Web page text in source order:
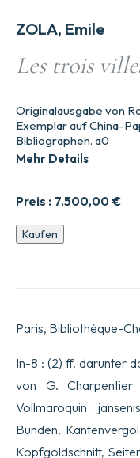
ZOLA, Emile
Les trois
Preis : 7.500,00 €
Originalausgabe von
Exemplar auf China-
Bibliographen. a0
Mehr Details
Les
trois
Kaufen
Paris, Bibliothèque-
In-8 : (2) ff. darunter
von G.
Vollmaroquin
Bünden,
Kopfgoldschnitt,